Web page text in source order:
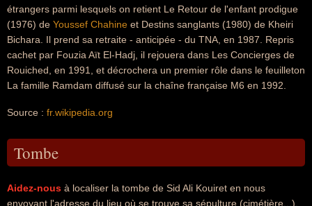
étrangers parmi lesquels on retient Le Retour de l'enfant prodigue
(1976) de Youssef Chahine et Destins sanglants (1980) de Kheiri
Bichara. Il prend sa retraite - anticipée - du TNA, en 1987. Repris
cachet par Fouzia Aït El-Hadj, il rejouera dans Les Concierges de
Rouiched, en 1991, et décrochera un premier rôle dans le feuilleton
La famille Ramdam diffusé sur la chaîne française M6 en 1992.
Source : fr.wikipedia.org
Tombe
Aidez-nous à localiser la tombe de Sid Ali Kouiret en nous
envoyant l'adresse du lieu où se trouve sa sépulture (cimétière...).